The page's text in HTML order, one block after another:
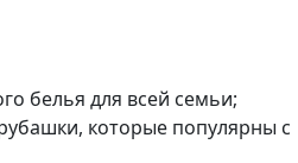
белья для всей семьи;
которые популярны с